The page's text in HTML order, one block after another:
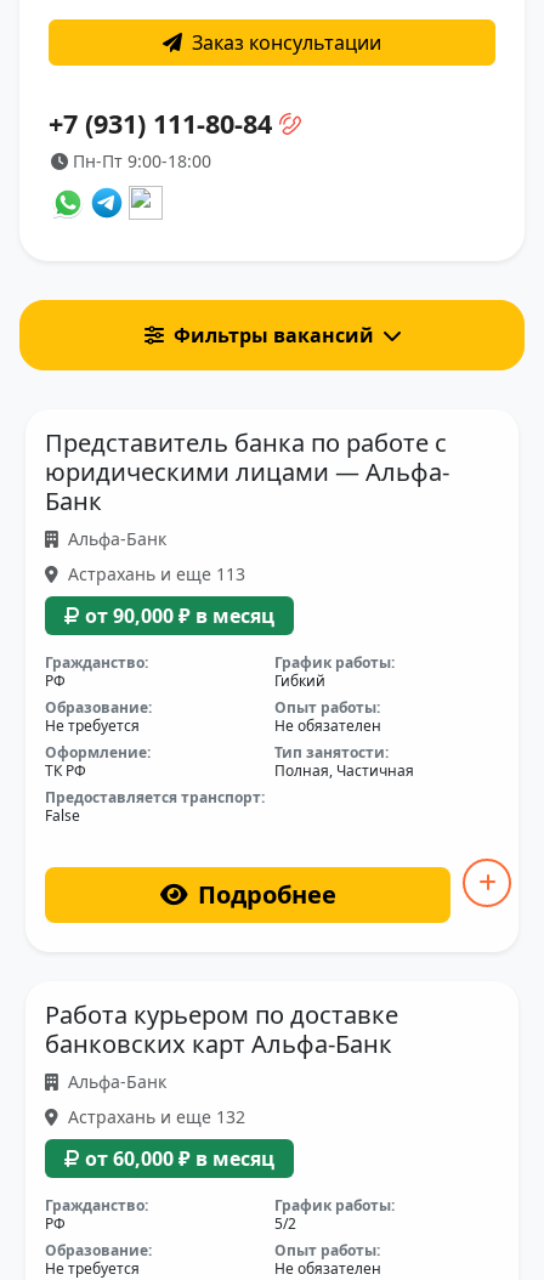
Фильтры вакансий
Заказ консультации
+7 (931) 111-80-84
Пн-Пт 9:00-18:00
Представитель банка по работе с
юридическими лицами — Альфа-
Банк
Альфа-Банк
Астрахань и еще 113
от 90,000 ₽ в месяц
Гражданство:
РФ
График работы:
Гибкий
Образование:
Не требуется
Опыт работы:
Не обязателен
Оформление:
ТК РФ
Тип занятости:
Полная, Частичная
Предоставляется транспорт:
False
Подробнее
Работа курьером по доставке
банковских карт Альфа-Банк
Альфа-Банк
Астрахань и еще 132
от 60,000 ₽ в месяц
Гражданство:
РФ
График работы:
5/2
Образование:
Не требуется
Опыт работы:
Не обязателен